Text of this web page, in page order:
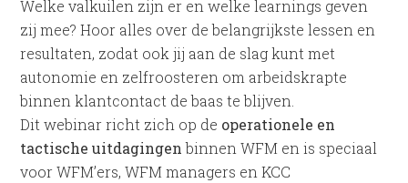
Welke valkuilen zijn er en welke learnings geven
zij mee? Hoor alles over de belangrijkste lessen en
resultaten, zodat ook jij aan de slag kunt met
autonomie en zelfroosteren om arbeidskrapte
binnen klantcontact de baas te blijven.
Dit webinar richt zich op de operationele en
tactische uitdagingenbinnen WFM en is speciaal
voor WFM’ers, WFM managers en KCC